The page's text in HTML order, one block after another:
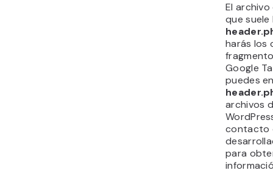
El
que suele
harás los
Google
puedes
archivos
contacto
para